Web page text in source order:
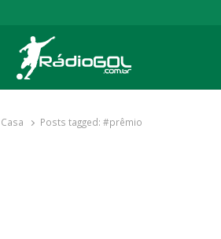
Rádio Gol
Há mais de 20 anos com as melhores
Casa Posts tagged: #prêmio